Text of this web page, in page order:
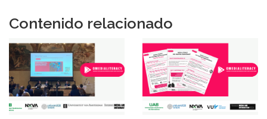
Contenido relacionado